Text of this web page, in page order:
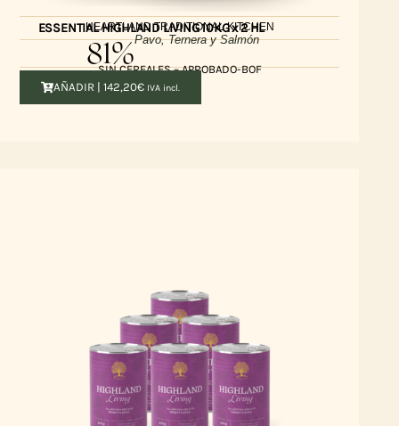
HEARTLAND TRADITIONAL KITCHEN
ESSENTIAL HIGHLAND LIVING 10KG x 2 HL
81%Pavo, Ternera y Salmón
SIN CEREALES – APROBADO-BOF
AÑADIR | 142,20€ IVA incl.